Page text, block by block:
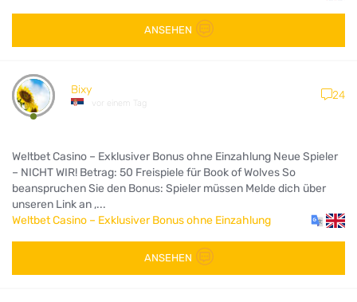
ANSEHEN
Bixy
vor einem Tag
24
Weltbet Casino – Exklusiver Bonus ohne Einzahlung Neue Spieler
– NICHT WIR! Betrag: 50 Freispiele für Book of Wolves So
beanspruchen Sie den Bonus: Spieler müssen Melde dich über
unseren Link an ,...
Weltbet Casino – Exklusiver Bonus ohne Einzahlung
ANSEHEN